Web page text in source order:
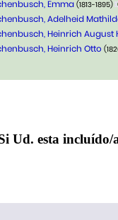
Emma(1813-1895)
Adelheid
Heinrich August
Heinrich Otto
Ud. esta incluído/